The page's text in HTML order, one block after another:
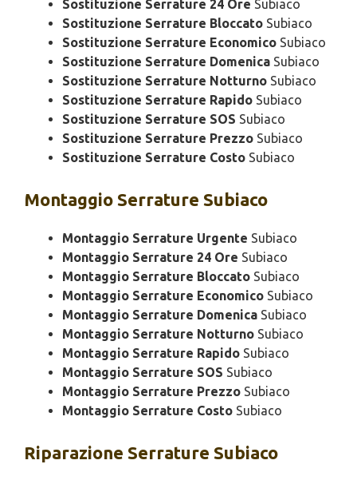
Sostituzione Serrature 24 Ore Subiaco
Sostituzione Serrature Bloccato Subiaco
Sostituzione Serrature Economico Subiaco
Sostituzione Serrature Domenica Subiaco
Sostituzione Serrature Notturno Subiaco
Sostituzione Serrature Rapido Subiaco
Sostituzione Serrature SOS Subiaco
Sostituzione Serrature Prezzo Subiaco
Sostituzione Serrature Costo Subiaco
Montaggio Serrature Subiaco
Montaggio Serrature Urgente Subiaco
Montaggio Serrature 24 Ore Subiaco
Montaggio Serrature Bloccato Subiaco
Montaggio Serrature Economico Subiaco
Montaggio Serrature Domenica Subiaco
Montaggio Serrature Notturno Subiaco
Montaggio Serrature Rapido Subiaco
Montaggio Serrature SOS Subiaco
Montaggio Serrature Prezzo Subiaco
Montaggio Serrature Costo Subiaco
Riparazione Serrature Subiaco